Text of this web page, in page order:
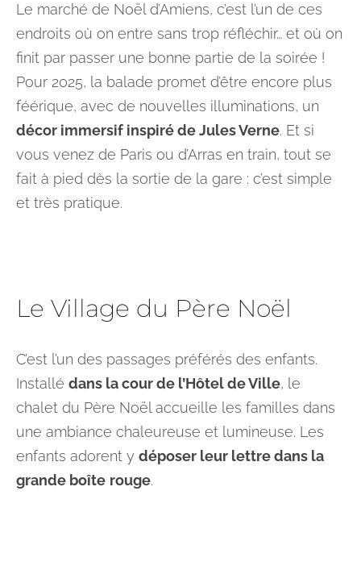
Le marché de Noël d’Amiens, c’est l’un de ces
endroits où on entre sans trop réfléchir… et où on
finit par passer une bonne partie de la soirée !
Pour 2025, la balade promet d’être encore plus
féérique, avec de nouvelles illuminations, un
décor immersif inspiré de Jules Verne. Et si
vous venez de Paris ou d’Arras en train, tout se
fait à pied dès la sortie de la gare : c’est simple
et très pratique.
Le Village du Père Noël
C’est l’un des passages préférés des enfants.
Installé dans la cour de l’Hôtel de Ville, le
chalet du Père Noël accueille les familles dans
une ambiance chaleureuse et lumineuse. Les
enfants adorent y déposer leur lettre dans la
grande boîte rouge.